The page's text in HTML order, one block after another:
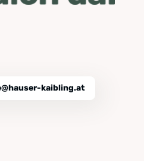
kaibling.at